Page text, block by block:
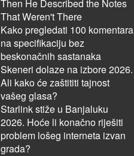
Then He Described the Notes
That Weren't There
Kako pregledati 100 komentara
na specifikaciju bez
beskonačnih sastanaka
Skeneri dolaze na izbore 2026.
Ali kako će zaštititi tajnost
vašeg glasa?
Starlink stiže u Banjaluku
2026. Hoće li konačno riješiti
problem lošeg interneta izvan
grada?